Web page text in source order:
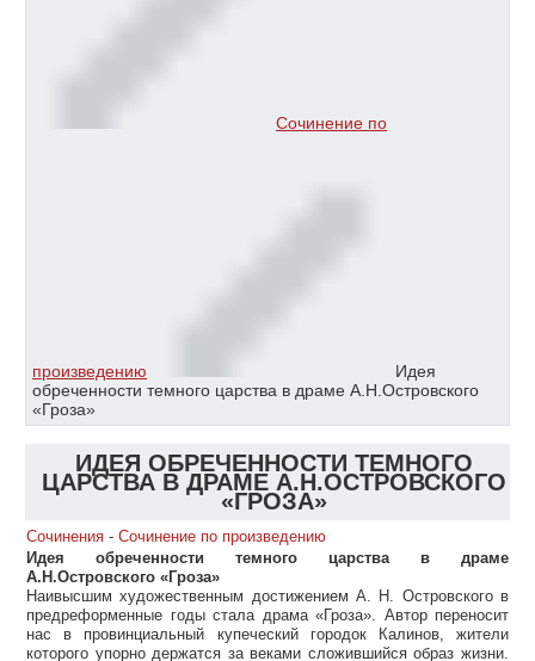
Сочинение по
произведению
Идея
обреченности темного царства в драме А.Н.Островского
«Гроза»
ИДЕЯ ОБРЕЧЕННОСТИ ТЕМНОГО
ЦАРСТВА В ДРАМЕ А.Н.ОСТРОВСКОГО
«ГРОЗА»
Сочинения - Сочинение по произведению
Идея обреченности темного царства в драме
А.Н.Островского «Гроза»
Наивысшим художественным достижением А. Н. Островского в
предреформенные годы стала драма «Гроза». Автор переносит
нас в провинциальный купеческий городок Калинов, жители
которого упорно держатся за веками сложившийся образ жизни.